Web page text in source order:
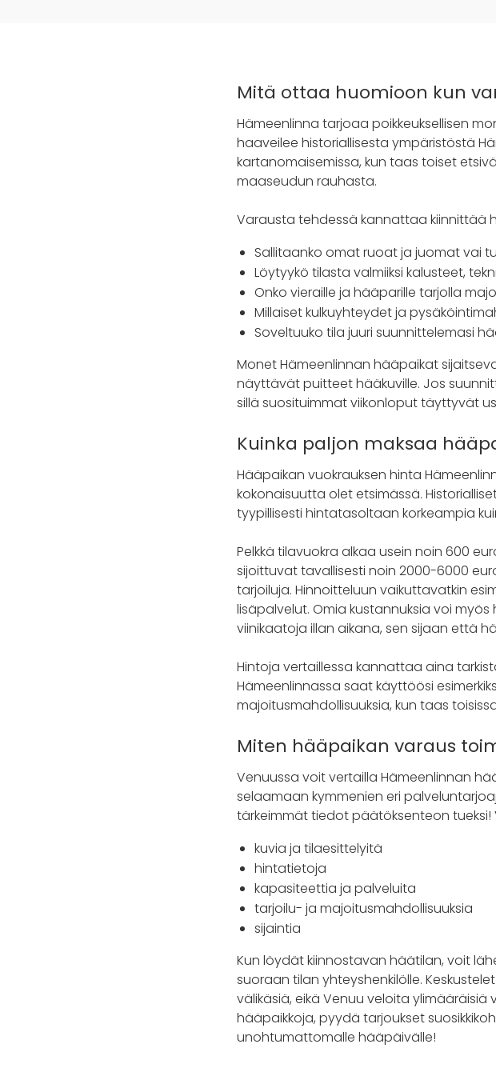
Mitä ottaa huomioon kun
Hämeenlinna tarjoaa poikkeuksellisen
haaveilee historiallisesta ympäristöstä
kartanomaisemissa, kun taas toiset
maaseudun rauhasta.
Varausta tehdessä kannattaa kiinnittää
Sallitaanko omat ruoat ja juomat vai
Löytyykö tilasta valmiiksi kalusteet,
Onko vieraille ja hääparille tarjolla
Millaiset kulkuyhteydet ja
Soveltuuko tila juuri suunnittelemasi
Monet Hämeenlinnan hääpaikat
näyttävät puitteet hääkuville. Jos
sillä suosituimmat viikonloput täyttyvät
Kuinka paljon maksaa
Hääpaikan vuokrauksen hinta
kokonaisuutta olet etsimässä.
tyypillisesti hintatasoltaan korkeampia
Pelkkä tilavuokra alkaa usein noin 600
sijoittuvat tavallisesti noin 2000-6000
tarjoiluja. Hinnoitteluun vaikuttavatkin
lisäpalvelut. Omia kustannuksia voi
viinikaatoja illan aikana, sen sijaan että
Hintoja vertaillessa kannattaa aina
Hämeenlinnassa saat käyttöösi
majoitusmahdollisuuksia, kun taas
Miten hääpaikan varaus
Venuussa voit vertailla Hämeenlinnan
selaamaan kymmenien eri
tärkeimmät tiedot päätöksenteon tueksi!
kuvia ja tilaesittelyitä
hintatietoja
kapasiteettia ja palveluita
tarjoilu- ja majoitusmahdollisuuksia
sijaintia
Kun löydät kiinnostavan häätilan, voit
suoraan tilan yhteyshenkilölle.
välikäsiä, eikä Venuu veloita
hääpaikkoja, pyydä tarjoukset
unohtumattomalle hääpäivälle!